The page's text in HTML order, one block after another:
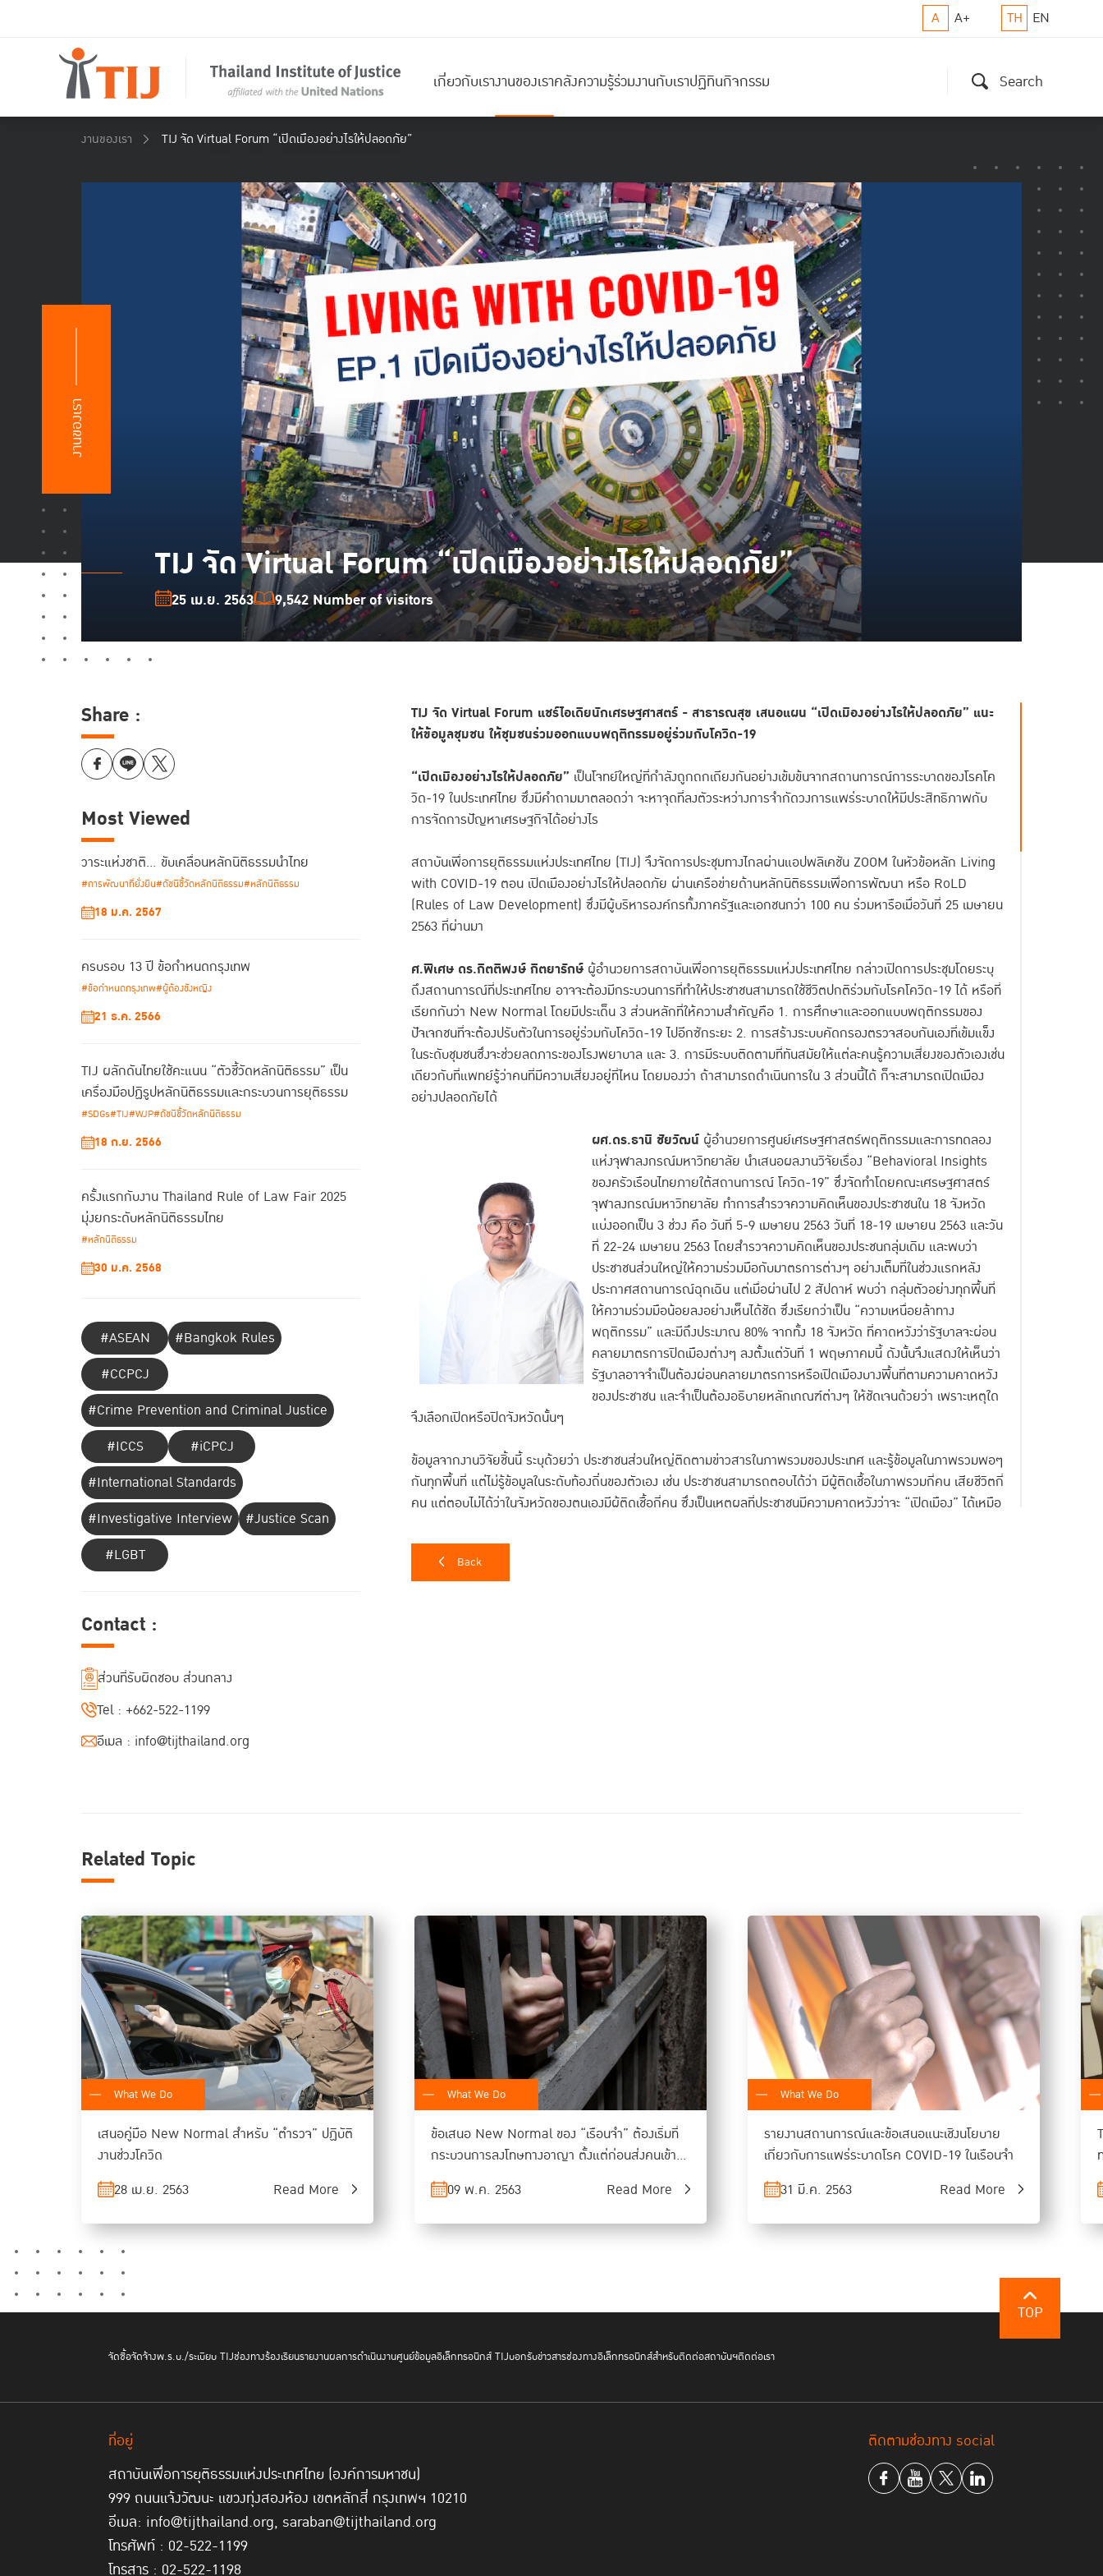
A A+ TH EN
เกี่ยวกับเรางานของเราคลังความรู้ร่วมงานกับเราปฏิทินกิจกรรม Search
งานของเรา TIJ จัด Virtual Forum “เปิดเมืองอย่างไรให้ปลอดภัย”
งานของเรา
TIJ จัด Virtual Forum “เปิดเมืองอย่างไรให้ปลอดภัย”
25 เม.ย. 2563 9,542 Number of visitors
TIJ จัด Virtual Forum แชร์ไอเดียนักเศรษฐศาสตร์ - สาธารณสุข เสนอแผน “เปิดเมืองอย่างไรให้ปลอดภัย” แนะ
ให้ข้อมูลชุมชน ให้ชุมชนร่วมออกแบบพฤติกรรมอยู่ร่วมกับโควิด-19
“เปิดเมืองอย่างไรให้ปลอดภัย” เป็นโจทย์ใหญ่ที่กำลังถูกถกเถียงกันอย่างเข้มข้นจากสถานการณ์การระบาดของโรคโค
วิด-19 ในประเทศไทย ซึ่งมีคำถามมาตลอดว่า จะหาจุดที่ลงตัวระหว่างการจำกัดวงการแพร่ระบาดให้มีประสิทธิภาพกับ
การจัดการปัญหาเศรษฐกิจได้อย่างไร
สถาบันเพื่อการยุติธรรมแห่งประเทศไทย (TIJ) จึงจัดการประชุมทางไกลผ่านแอปพลิเคชัน ZOOM ในหัวข้อหลัก Living
with COVID-19 ตอน เปิดเมืองอย่างไรให้ปลอดภัย ผ่านเครือข่ายด้านหลักนิติธรรมเพื่อการพัฒนา หรือ RoLD
(Rules of Law Development) ซึ่งมีผู้บริหารองค์กรทั้งภาครัฐและเอกชนกว่า 100 คน ร่วมหารือเมื่อวันที่ 25 เมษายน
2563 ที่ผ่านมา
ศ.พิเศษ ดร.กิตติพงษ์ กิตยารักษ์ ผู้อำนวยการสถาบันเพื่อการยุติธรรมแห่งประเทศไทย กล่าวเปิดการประชุมโดยระบุ
ถึงสถานการณ์ที่ประเทศไทย อาจจะต้องมีกระบวนการที่ทำให้ประชาชนสามารถใช้ชีวิตปกติร่วมกับโรคโควิด-19 ได้ หรือที่
เรียกกันว่า New Normal โดยมีประเด็น 3 ส่วนหลักที่ให้ความสำคัญคือ 1. การศึกษาและออกแบบพฤติกรรมของ
ปัจเจกชนที่จะต้องปรับตัวในการอยู่ร่วมกับโควิด-19 ไปอีกซักระยะ 2. การสร้างระบบคัดกรองตรวจสอบกันเองที่เข้มแข็ง
ในระดับชุมชนซึ่งจะช่วยลดภาระของโรงพยาบาล และ 3. การมีระบบติดตามที่ทันสมัยให้แต่ละคนรู้ความเสี่ยงของตัวเองเช่น
เดียวกับที่แพทย์รู้ว่าคนที่มีความเสี่ยงอยู่ที่ไหน โดยมองว่า ถ้าสามารถดำเนินการใน 3 ส่วนนี้ได้ ก็จะสามารถเปิดเมือง
อย่างปลอดภัยได้
ผศ.ดร.ธานี ชัยวัฒน์ ผู้อำนวยการศูนย์เศรษฐศาสตร์พฤติกรรมและการทดลอง
แห่งจุฬาลงกรณ์มหาวิทยาลัย นำเสนอผลงานวิจัยเรื่อง “Behavioral Insights
ของครัวเรือนไทยภายใต้สถานการณ์ โควิด-19” ซึ่งจัดทำโดยคณะเศรษฐศาสตร์
จุฬาลงกรณ์มหาวิทยาลัย ทำการสำรวจความคิดเห็นของประชาชนใน 18 จังหวัด
แบ่งออกเป็น 3 ช่วง คือ วันที่ 5-9 เมษายน 2563 วันที่ 18-19 เมษายน 2563 และวัน
ที่ 22-24 เมษายน 2563 โดยสำรวจความคิดเห็นของประชนกลุ่มเดิม และพบว่า
ประชาชนส่วนใหญ่ให้ความร่วมมือกับมาตรการต่างๆ อย่างเต็มที่ในช่วงแรกหลัง
ประกาศสถานการณ์ฉุกเฉิน แต่เมื่อผ่านไป 2 สัปดาห์ พบว่า กลุ่มตัวอย่างทุกพื้นที่
ให้ความร่วมมือน้อยลงอย่างเห็นได้ชัด ซึ่งเรียกว่าเป็น “ความเหนื่อยล้าทาง
พฤติกรรม” และมีถึงประมาณ 80% จากทั้ง 18 จังหวัด ที่คาดหวังว่ารัฐบาลจะผ่อน
คลายมาตรการปิดเมืองต่างๆ ลงตั้งแต่วันที่ 1 พฤษภาคมนี้ ดังนั้นจึงแสดงให้เห็นว่า
รัฐบาลอาจจำเป็นต้องผ่อนคลายมาตรการหรือเปิดเมืองบางพื้นที่ตามความคาดหวัง
ของประชาชน และจำเป็นต้องอธิบายหลักเกณฑ์ต่างๆ ให้ชัดเจนด้วยว่า เพราะเหตุใด
จึงเลือกเปิดหรือปิดจังหวัดนั้นๆ
ข้อมูลจากงานวิจัยชิ้นนี้ ระบุด้วยว่า ประชาชนส่วนใหญ่ติดตามข่าวสารในภาพรวมของประเทศ และรู้ข้อมูลในภาพรวมพอๆ
กันทุกพื้นที่ แต่ไม่รู้ข้อมูลในระดับท้องถิ่นของตัวเอง เช่น ประชาชนสามารถตอบได้ว่า มีผู้ติดเชื้อในภาพรวมกี่คน เสียชีวิตกี่
คน แต่ตอบไม่ได้ว่าในจังหวัดของตนเองมีผู้ติดเชื้อกี่คน ซึ่งเป็นเหตุผลที่ประชาชนมีความคาดหวังว่าจะ “เปิดเมือง” ได้เหมือ
สำคัญว่า “ปัจจัยทางเศรษฐกิจของแต่ละคน มีความสัมพันธ์เชื่อมโยงกับการให้ความร่วมมือกับมาตรการทางสาธารณสุข
อย่างมาก โดยพบว่า คนที่มีรายได้น้อย จะพร้อมยอมรับความเสี่ยงจากการต้องติดเชื้อได้มากกว่า และพร้อมจะเดินทาง
ย้ายจังหวัดทันที หากมีบางจังหวัดที่เปิดเมืองก่อน ซึ่งในทางกลับกัน ก็หมายความว่า หากรัฐบาลบริหารมาตรการช่วย
คือ ถ้ามีคำสั่งให้เปิดบางจังหวัด จะยังจ่ายเงิน 5 พันบาทอยู่หรือไม่ ถ้านำประเด็นทาง
สาธารณสุขไปผนวกกับมาตรการการคลังดีๆ ก็จะป้องกันการระบาดได้ ”
งานวิจัยชิ้นนี้ ยังศึกษาแยกกลุ่มประชากร เป็น 4 กลุ่ม คือ คนเมือง คนจนเมือง คนชนบท และคนในจังหวัดชายแดนใต้ ซึ่ง
พบว่า ทั้ง 4 กลุ่ม มีองค์ความรู้ต่อสถานการณ์ในภาพรวมไม่ต่างกัน ทัศนคติต่อการปฏิบัติต่างๆ ตามมาตรการไม่ต่างกัน
แต่ “มีข้อจำกัดในการปฏิบัติต่างกัน” โดยเฉพาะกลุ่มคนจนเมือง มีข้อจำกัดในการใช้ชีวิตอยู่ในบ้านกับครอบครัวซึ่งไม่
สามารถเว้นระยะห่างได้ เพราะมีจำนวนสมาชิกในบ้าน สูงกว่าจำนวนห้องนอน และยังมีค่าเฉลี่ยจำนวนห้องน้ำต่อบ้านน้อย
ที่สุด ส่วนกลุ่มคนในชายแดนใต้ แม้จะมีจำนวนสมาชิกในบ้านมากกว่ากลุ่มอื่น แต่ก็มีจำนวนห้องนอนในบ้านมากกว่าเมื่อ
เทียบกลุ่มคนจนเมืองและกลุ่มคนชนบท
งานวิจัยนี้ จึงเสนอทางออกว่า ความพร้อมของแต่ละพื้นที่ที่จะผ่อนคลายมาตรการต่างๆ จำเป็นต้องสำรวจความพร้อมของ
ประชาชน โดยหากเปิดเมืองต้องปฏิบัติให้ได้ใน 3 แนวทาง คือ 1. หากพบผู้ติดเชื้อ ต้องมีมาตรการส่งตัวถึงแพทย์และ
กักตัวผู้ใกล้ชิดโดยเร็ว 2. ต้องมีสถานที่กักตัวทั้งในระดับ State Quarantine และ Local Quarantine ซึ่งถือว่าจะมี
รศ.ดร.ชะนวนทอง ธนสุกานต์คณบดีคณะสาธารณสุขศาสตร์ มหาวิทยาลัย
ครัวเรือน คือ อาสาสมัครสาธารณสุขหมู่บ้าน หรือ อสม. และมีเครื่องมือที่เรียกว่า
หากจะต้องเปิดเมือง ข้อเสนอของ รศ.ดร.ชะนวนทอง คือ การใช้ “ต้นทุน” จากกลไก
สาธารณสุขชุมชนที่ดีอยู่แล้วให้เป็นประโยชน์ โดยแยกเป็น “ทุนมนุษย์ ทุนสังคม” ซึ่ง
หมายถึงการใช้เครือข่ายภาคประชาชน มาประกอบกับ “ทุนปัญญา” จากผู้ที่มีความเชี่ยวชาญในพื้นที่ และองค์ความรู้
ต่างๆ แต่ยังมีสิ่งสำคัญที่ต้องนำมาพิจารณา คือ ประชาชนส่วนใหญ่ยังได้รับเฉพาะข้อมูลตัวเลขผู้ติดเชื้อและผู้เสียชีวิต
Back
Share :
Most Viewed
วาระแห่งชาติ… ขับเคลื่อนหลักนิติธรรมนำไทย
#การพัฒนาที่ยั่งยืน#ดัชนีชี้วัดหลักนิติธรรม#หลักนิติธรรม
18 ม.ค. 2567
ครบรอบ 13 ปี ข้อกำหนดกรุงเทพ
#ข้อกำหนดกรุงเทพ#ผู้ต้องขังหญิง
21 ธ.ค. 2566
TIJ ผลักดันไทยใช้คะแนน “ตัวชี้วัดหลักนิติธรรม” เป็น
เครื่องมือปฏิรูปหลักนิติธรรมและกระบวนการยุติธรรม
#SDGs#TIJ#WJP#ดัชนีชี้วัดหลักนิติธรรม
18 ก.ย. 2566
ครั้งแรกกับงาน Thailand Rule of Law Fair 2025
มุ่งยกระดับหลักนิติธรรมไทย
#หลักนิติธรรม
30 ม.ค. 2568
#ASEAN
#Bangkok Rules
#CCPCJ
#Crime Prevention and Criminal Justice
#ICCS
#iCPCJ
#International Standards
#Investigative Interview
#Justice Scan
#LGBT
Contact :
ส่วนที่รับผิดชอบ ส่วนกลาง
Tel : +662-522-1199
อีเมล : info@tijthailand.org
Related Topic
What We Do
เสนอคู่มือ New Normal สำหรับ “ตำรวจ” ปฏิบัติ
งานช่วงโควิด
28 เม.ย. 2563
Read More
What We Do
ข้อเสนอ New Normal ของ “เรือนจำ” ต้องเริ่มที่
กระบวนการลงโทษทางอาญา ตั้งแต่ก่อนส่งคนเข้ามา
จำคุก
09 พ.ค. 2563 Read More
What We Do
รายงานสถานการณ์และข้อเสนอแนะเชิงนโยบาย
เกี่ยวกับการแพร่ระบาดโรค COVID-19 ในเรือนจำ
31 มี.ค. 2563
Read More
TOP
จัดซื้อจัดจ้างพ.ร.บ./ระเบียบ TIJช่องทางร้องเรียนรายงานผลการดำเนินงานศูนย์ข้อมูลอิเล็กทรอนิกส์ TIJบอกรับข่าวสารช่องทางอิเล็กทรอนิกส์สำหรับติดต่อสถาบันฯติดต่อเรา
ที่อยู่
สถาบันเพื่อการยุติธรรมแห่งประเทศไทย (องค์การมหาชน)
999 ถนนแจ้งวัฒนะ แขวงทุ่งสองห้อง เขตหลักสี่ กรุงเทพฯ 10210
อีเมล: info@tijthailand.org, saraban@tijthailand.org
โทรศัพท์ : 02-522-1199
โทรสาร : 02-522-1198
ติดตามช่องทาง social